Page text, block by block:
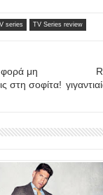
series TV Series review
μη
στη σοφίτα!